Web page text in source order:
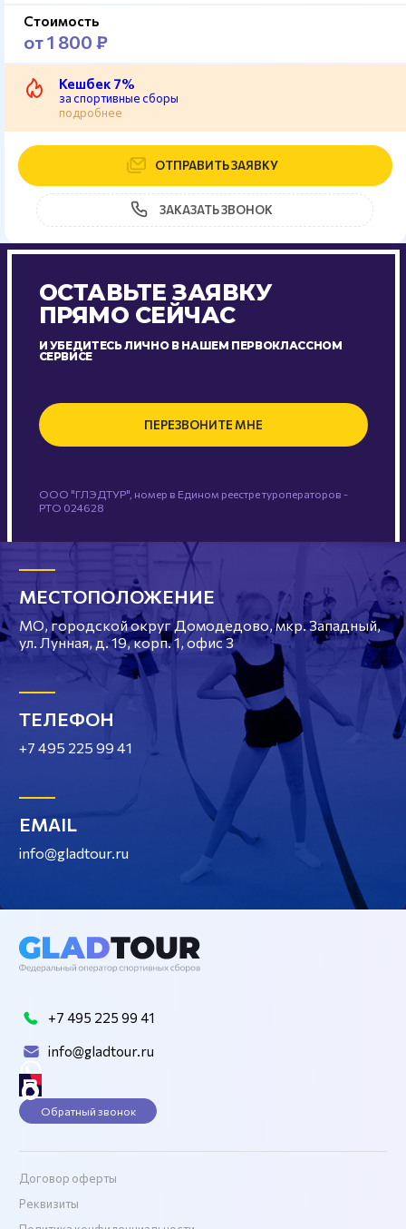
Стоимость
от 1 800 ₽
Кешбек 7%
за спортивные сборы
подробнее
ОТПРАВИТЬ ЗАЯВКУ
ЗАКАЗАТЬ ЗВОНОК
ОСТАВЬТЕ ЗАЯВКУ
ПРЯМО СЕЙЧАС
И УБЕДИТЕСЬ ЛИЧНО В НАШЕМ ПЕРВОКЛАССНОМ
СЕРВИСЕ
ПЕРЕЗВОНИТЕ МНЕ
ООО "ГЛЭДТУР", номер в Едином реестре туроператоров -
РТО 024628
МЕСТОПОЛОЖЕНИЕ
МО, городской округ Домодедово, мкр. Западный,
ул. Лунная, д. 19, корп. 1, офис 3
ТЕЛЕФОН
+7 495 225 99 41
EMAIL
info@gladtour.ru
+7 495 225 99 41
info@gladtour.ru
Обратный звонок
Договор оферты
Реквизиты